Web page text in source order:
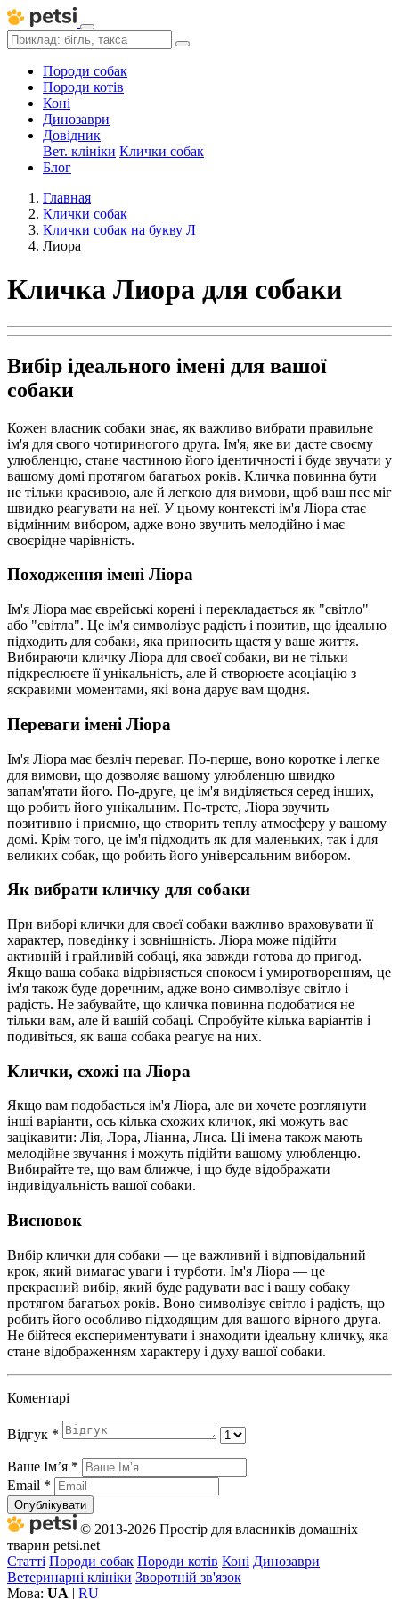
Породи собак
Породи котів
Коні
Динозаври
Довідник
Вет. клініки Клички собак
Блог
Главная
Клички собак
Клички собак на букву Л
Лиора
Кличка Лиора для собаки
Вибір ідеального імені для вашої
собаки
Кожен власник собаки знає, як важливо вибрати правильне
ім'я для свого чотириногого друга. Ім'я, яке ви дасте своєму
улюбленцю, стане частиною його ідентичності і буде звучати у
вашому домі протягом багатьох років. Кличка повинна бути
не тільки красивою, але й легкою для вимови, щоб ваш пес міг
швидко реагувати на неї. У цьому контексті ім'я Ліора стає
відмінним вибором, адже воно звучить мелодійно і має
своєрідне чарівність.
Походження імені Ліора
Ім'я Ліора має єврейські корені і перекладається як "світло"
або "світла". Це ім'я символізує радість і позитив, що ідеально
підходить для собаки, яка приносить щастя у ваше життя.
Вибираючи кличку Ліора для своєї собаки, ви не тільки
підкреслюєте її унікальність, але й створюєте асоціацію з
яскравими моментами, які вона дарує вам щодня.
Переваги імені Ліора
Ім'я Ліора має безліч переваг. По-перше, воно коротке і легке
для вимови, що дозволяє вашому улюбленцю швидко
запам'ятати його. По-друге, це ім'я виділяється серед інших,
що робить його унікальним. По-третє, Ліора звучить
позитивно і приємно, що створить теплу атмосферу у вашому
домі. Крім того, це ім'я підходить як для маленьких, так і для
великих собак, що робить його універсальним вибором.
Як вибрати кличку для собаки
При виборі клички для своєї собаки важливо враховувати її
характер, поведінку і зовнішність. Ліора може підійти
активній і грайливій собаці, яка завжди готова до пригод.
Якщо ваша собака відрізняється спокоєм і умиротворенням, це
ім'я також буде доречним, адже воно символізує світло і
радість. Не забувайте, що кличка повинна подобатися не
тільки вам, але й вашій собаці. Спробуйте кілька варіантів і
подивіться, як ваша собака реагує на них.
Клички, схожі на Ліора
Якщо вам подобається ім'я Ліора, але ви хочете розглянути
інші варіанти, ось кілька схожих кличок, які можуть вас
зацікавити: Лія, Лора, Ліанна, Лиса. Ці імена також мають
мелодійне звучання і можуть підійти вашому улюбленцю.
Вибирайте те, що вам ближче, і що буде відображати
індивідуальність вашої собаки.
Висновок
Вибір клички для собаки — це важливий і відповідальний
крок, який вимагає уваги і турботи. Ім'я Ліора — це
прекрасний вибір, який буде радувати вас і вашу собаку
протягом багатьох років. Воно символізує світло і радість, що
робить його особливо підходящим для вашого вірного друга.
Не бійтеся експериментувати і знаходити ідеальну кличку, яка
стане відображенням характеру і духу вашої собаки.
Коментарі
Відгук *
Ваше Імʼя *
Email *
Опублікувати
© 2013-2026 Простір для власників домашніх
тварин petsi.net
Статті Породи собак Породи котів Коні Динозаври
Ветеринарні клініки Зворотній зв'язок
Мова: UA | RU